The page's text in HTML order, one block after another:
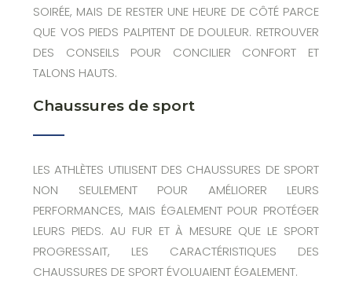
SOIRÉE, MAIS DE RESTER UNE HEURE DE CÔTÉ PARCE
QUE VOS PIEDS PALPITENT DE DOULEUR. RETROUVER
DES CONSEILS POUR CONCILIER CONFORT ET
TALONS HAUTS.
Chaussures de sport
LES ATHLÈTES UTILISENT DES CHAUSSURES DE SPORT
NON SEULEMENT POUR AMÉLIORER LEURS
PERFORMANCES, MAIS ÉGALEMENT POUR PROTÉGER
LEURS PIEDS. AU FUR ET À MESURE QUE LE SPORT
PROGRESSAIT, LES CARACTÉRISTIQUES DES
CHAUSSURES DE SPORT ÉVOLUAIENT ÉGALEMENT.